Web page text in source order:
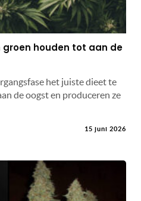
houden tot aan de
het juiste dieet te
de oogst en produceren ze
15 juni 2026